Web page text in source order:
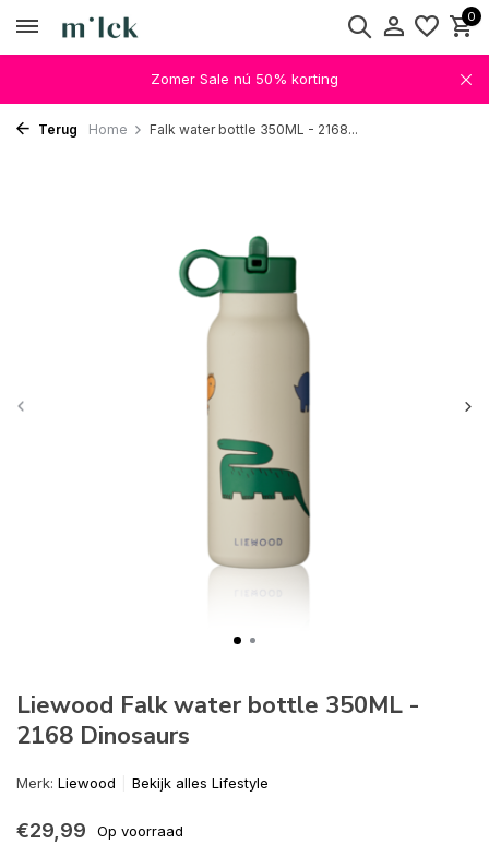
0
Zomer Sale nú 50% korting
Terug Home Falk water bottle 350ML - 2168...
Liewood Falk water bottle 350ML -
2168 Dinosaurs
Merk: Liewood Bekijk alles Lifestyle
€29,99 Op voorraad